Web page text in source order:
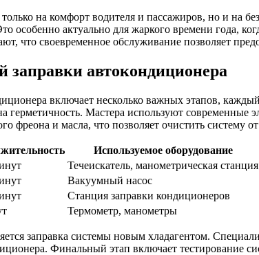
на комфорт водителя и пассажиров, но и на
особенно актуально для жаркого времени года,
что своевременное обслуживание позволяет
заправки автокондиционера
включает несколько важных этапов,
герметичность. Мастера используют
фреона и масла, что позволяет очистить систему
Используемое оборудование
Течеискатель, манометрическая станция
Вакуумный насос
Станция заправки кондиционеров
Термометр, манометры
заправка системы новым хладагентом.
Финальный этап включает тестирование